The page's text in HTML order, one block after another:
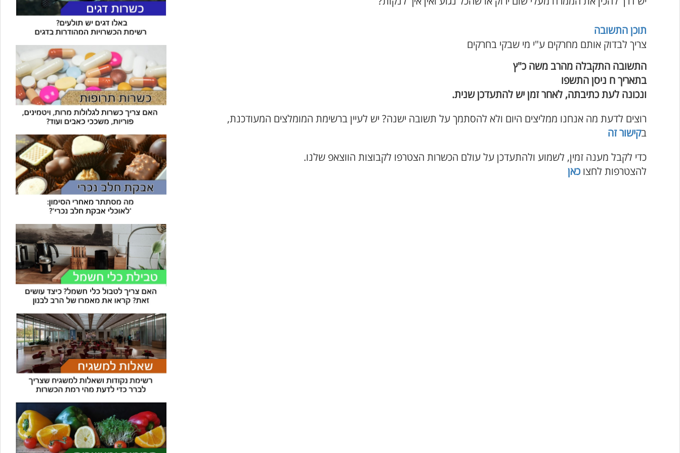
תוכן התשובה
צריך לבדוק אותם מחרקים ע"י מי שבקי בחרקים
התשובה התקבלה מהרב משה כ"ץ
בתאריך ח ניסן התשפו
ונכונה לעת כתיבתה, לאחר זמן יש להתעדכן שנית.
רוצים לדעת מה אנחנו ממליצים היום ולא להסתמך על תשובה ישנה? יש לעיין ברשימת המומלצים המעודכנת,
בקישור זה
כדי לקבל מענה זמין, לשמוע ולהתעדכן על עולם הכשרות הצטרפו לקבוצות הווצאפ שלנו.
להצטרפות לחצו כאן
עוזר הכשרות של כושרות
🪲 בדיקת חרקים
חרקים בפירות, ירקות וקטניות